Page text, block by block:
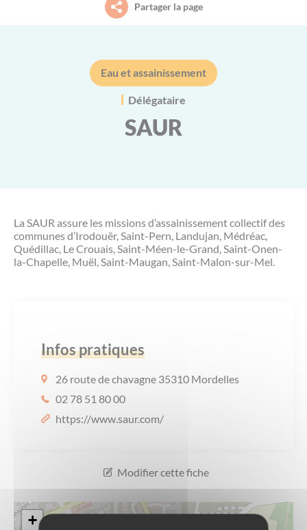
Petite enfance (0-3 ans)
Jeunesse (11-30 ans)
Habitat / Urbanisme
Payer en ligne
L'agenda des permanences
Emploi et formation professionnelle
Travaux
Numérique
L’office des Sports Saint-Méen Montauban
territoire (Spectacles, animations, visites
L’organisation (élus, instances et services)
Le conseil communautaire
Les marchés publics
Le budget
Partager la page
Eau et assainissement
Délégataire
SAUR
La SAUR assure les missions d’assainissement collectif des
communes d’Irodouër, Saint-Pern, Landujan, Médréac,
Quédillac, Le Crouais, Saint-Méen-le-Grand, Saint-Onen-
la-Chapelle, Muël, Saint-Maugan, Saint-Malon-sur-Mel.
Infos pratiques
26 route de chavagne 35310 Mordelles
02 78 51 80 00
https://www.saur.com/
Modifier cette fiche
+